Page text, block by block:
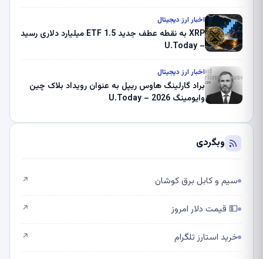
اخبار ارز دیجیتال
XRP به نقطه عطف جدید ETF 1.5 میلیارد دلاری رسید
– U.Today
اخبار ارز دیجیتال
براد گارلینگ هاوس ریپل به عنوان رویداد بلاک چین
وایومینگ 2026 – U.Today
وبگردی
سیم و کابل برق کوشان ↗
💵 قیمت دلار امروز ↗
خرید استارز تلگرام ↗